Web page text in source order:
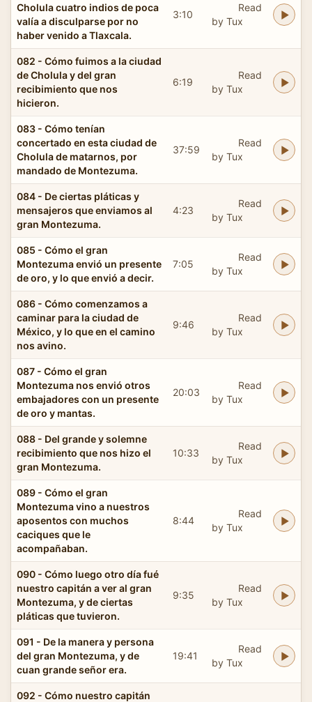
Cholula cuatro indios de poca
valía a disculparse por no
haber venido a Tlaxcala.
3:10
Read
by Tux
082 - Cómo fuimos a la ciudad
de Cholula y del gran
recibimiento que nos
hicieron.
6:19
Read
by Tux
083 - Cómo tenían
concertado en esta ciudad de
Cholula de matarnos, por
mandado de Montezuma.
37:59
Read
by Tux
084 - De ciertas pláticas y
mensajeros que enviamos al
gran Montezuma.
4:23
Read
by Tux
085 - Cómo el gran
Montezuma envió un presente
de oro, y lo que envió a decir.
7:05
Read
by Tux
086 - Cómo comenzamos a
caminar para la ciudad de
México, y lo que en el camino
nos avino.
9:46
Read
by Tux
087 - Cómo el gran
Montezuma nos envió otros
embajadores con un presente
de oro y mantas.
20:03
Read
by Tux
088 - Del grande y solemne
recibimiento que nos hizo el
gran Montezuma.
10:33
Read
by Tux
089 - Cómo el gran
Montezuma vino a nuestros
aposentos con muchos
caciques que le
acompañaban.
8:44
Read
by Tux
090 - Cómo luego otro día fué
nuestro capitán a ver al gran
Montezuma, y de ciertas
pláticas que tuvieron.
9:35
Read
by Tux
091 - De la manera y persona
del gran Montezuma, y de
cuan grande señor era.
19:41
Read
by Tux
092 - Cómo nuestro capitán